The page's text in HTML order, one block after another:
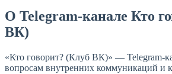
О Telegram-канале Кто
ВК)
«Кто говорит? (Клуб ВК)» — Telegram-
вопросам внутренних коммуникаций и